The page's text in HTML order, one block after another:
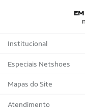
Institucional
Sobre a Netshoes
Política de Privacidade
Programa de Afiliados
Especiais Netshoes
Suplementos
Corrida
Mapas do Site
Marcas
Atendimento